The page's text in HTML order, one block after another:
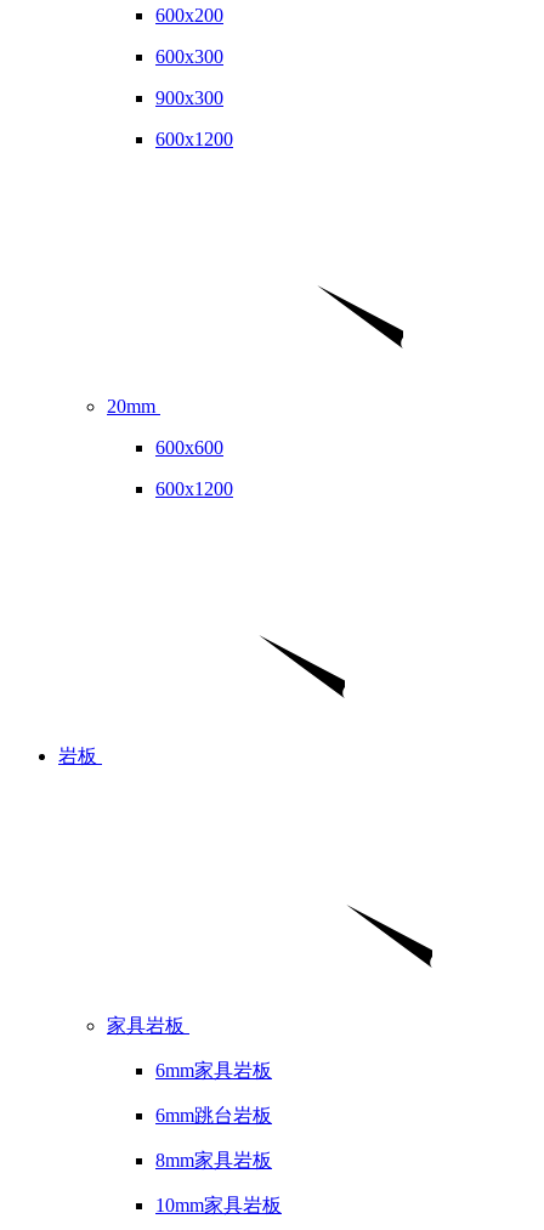
600x200
600x300
900x300
600x1200
20mm
600x600
600x1200
岩板
家具岩板
6mm家具岩板
6mm跳台岩板
8mm家具岩板
10mm家具岩板